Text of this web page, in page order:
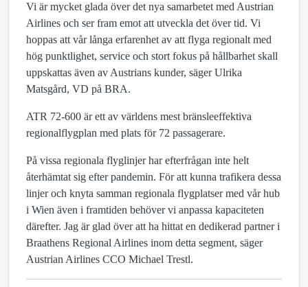
Vi är mycket glada över det nya samarbetet med Austrian
Airlines och ser fram emot att utveckla det över tid. Vi
hoppas att vår långa erfarenhet av att flyga regionalt med
hög punktlighet, service och stort fokus på hållbarhet skall
uppskattas även av Austrians kunder, säger Ulrika
Matsgård, VD på BRA.
ATR 72-600 är ett av världens mest bränsleeffektiva
regionalflygplan med plats för 72 passagerare.
På vissa regionala flyglinjer har efterfrågan inte helt
återhämtat sig efter pandemin. För att kunna trafikera dessa
linjer och knyta samman regionala flygplatser med vår hub
i Wien även i framtiden behöver vi anpassa kapaciteten
därefter. Jag är glad över att ha hittat en dedikerad partner i
Braathens Regional Airlines inom detta segment, säger
Austrian Airlines CCO Michael Trestl.